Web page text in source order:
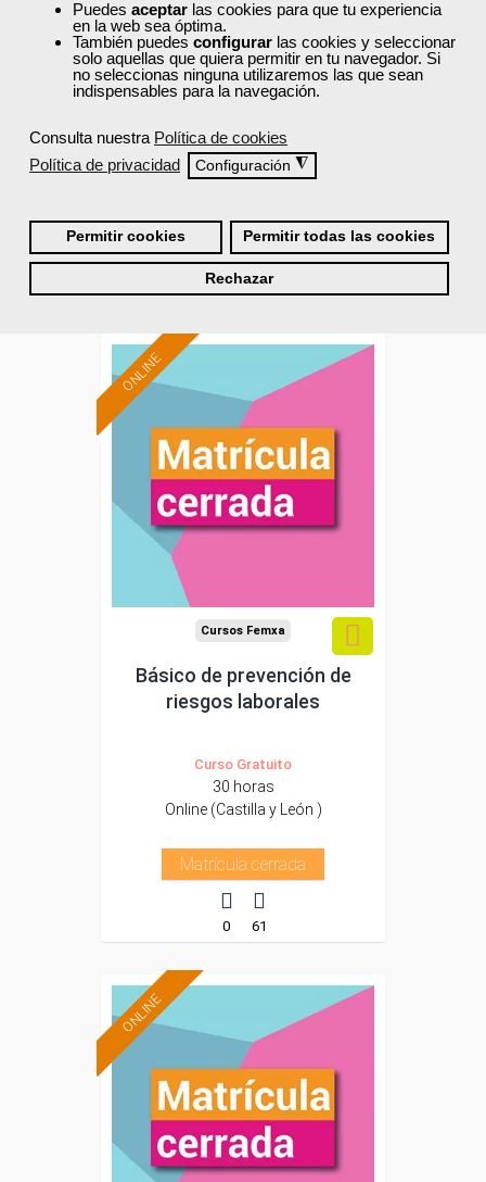
Puedes aceptar las cookies para que tu experiencia
en la web sea óptima.
También puedes configurar las cookies y seleccionar
solo aquellas que quiera permitir en tu navegador. Si
no seleccionas ninguna utilizaremos las que sean
indispensables para la navegación.
Consulta nuestra Política de cookies
Política de privacidad
Configuración ◮
Permitir cookies Permitir todas las cookies
Rechazar
Técnicas administrativas
básicas de oficina
166 horas
Online (Madrid )
Matrícula cerrada
2 1097
ONLINE
Cursos Femxa
Básico de prevención de
riesgos laborales
Curso Gratuito
30 horas
Online (Castilla y León )
Matrícula cerrada
0 61
ONLINE